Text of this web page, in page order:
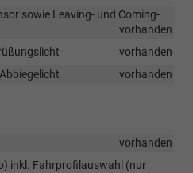
sowie Leaving- und Coming-
vorhanden
vorhanden
vorhanden
vorhanden
inkl. Fahrprofilauswahl (nur